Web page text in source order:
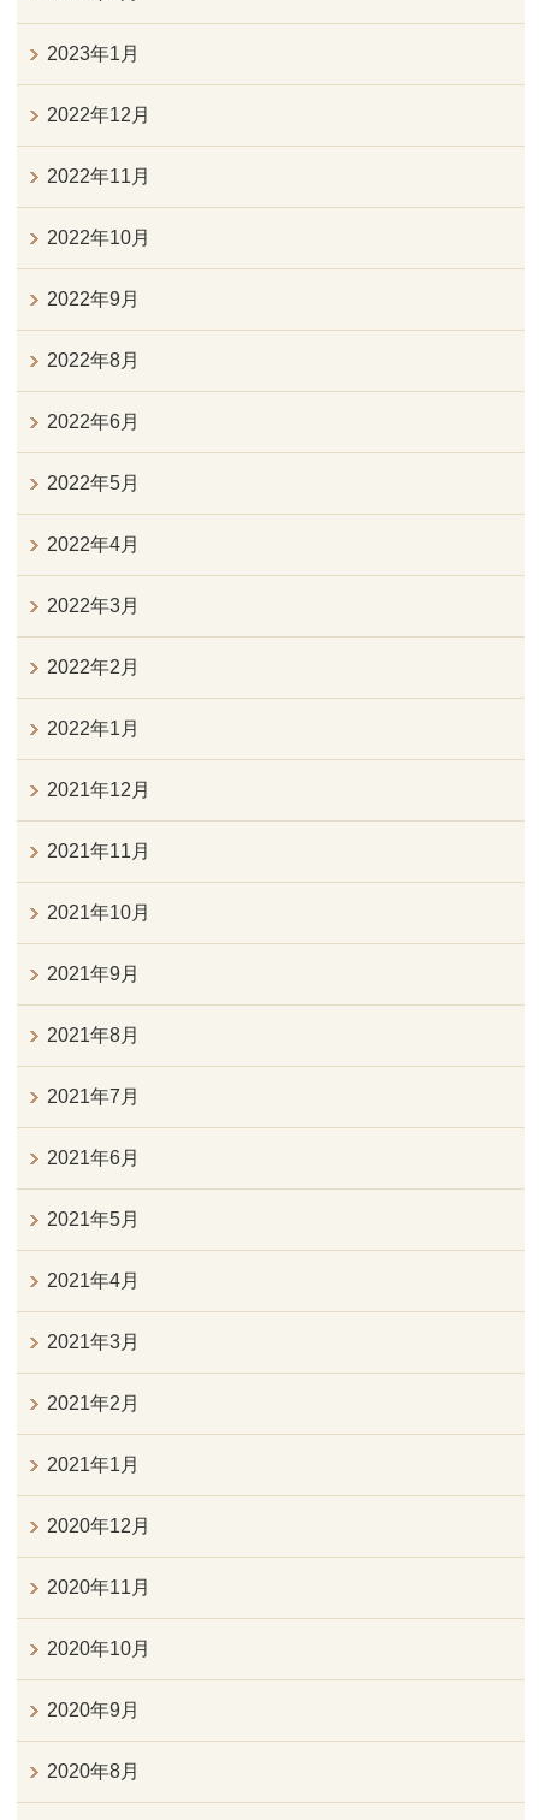
2023年1月
2022年12月
2022年11月
2022年10月
2022年9月
2022年8月
2022年6月
2022年5月
2022年4月
2022年3月
2022年2月
2022年1月
2021年12月
2021年11月
2021年10月
2021年9月
2021年8月
2021年7月
2021年6月
2021年5月
2021年4月
2021年3月
2021年2月
2021年1月
2020年12月
2020年11月
2020年10月
2020年9月
2020年8月